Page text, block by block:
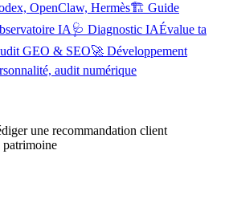
OpenClaw, Hermès🏗️ Guide
IA 🩺 Diagnostic IAÉvalue ta
GEO & SEO🚀 Développement
audit numérique
une recommandation client
patrimoine